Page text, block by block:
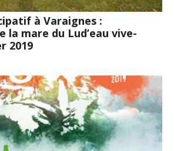
à Varaignes :
la mare du Lud’eau vive-
2019